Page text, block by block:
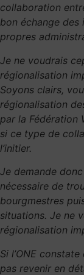
collaboration
bon échange
propres
Je ne voudrais
régionalisation
Soyons clairs,
régionalisation
par la Fédération
si ce type de
l’initier.
Je demande
nécessaire de
bourgmestres
situations. Je ne
régionalisation
Si l’ONE
pas revenir en